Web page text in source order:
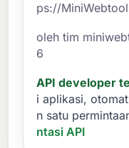
ps://
oleh tim
6
API developer
i aplikasi,
n satu
ntasi API